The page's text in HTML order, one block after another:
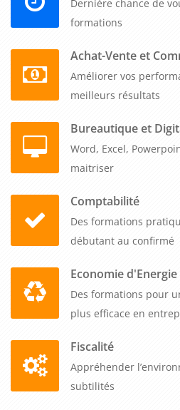
salles ou en distanciel. Nous
se former à la rédaction du PV
annexes
est maintenue dès le
forfaitaire couvre de 1 à 5
aux secrétaires, assistants de
administratifs de disposer
pour produire des procès-
Contactez-nous pour
adapté à votre environnement
Dernière chance de
formations
Achat-Vente et
Améliorer vos
meilleurs résultats
Bureautique et
Word, Excel,
maitriser
Comptabilité
Des formations
débutant au confirmé
Economie d'Energie
Des formations pour
plus efficace en
Fiscalité
Appréhender
subtilités